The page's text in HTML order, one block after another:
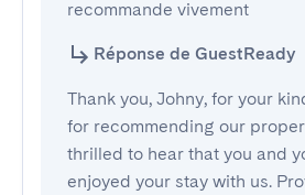
recommande vivement
Réponse de GuestReady
Thank you, Johny, for your
for recommending our
thrilled to hear that you and
enjoyed your stay with us.